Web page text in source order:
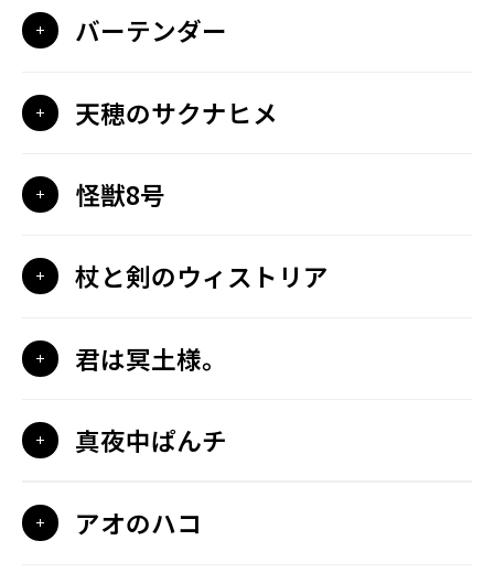
バーテンダー
天穂のサクナヒメ
怪獣8号
杖と剣のウィストリア
君は冥土様。
真夜中ぱんチ
アオのハコ